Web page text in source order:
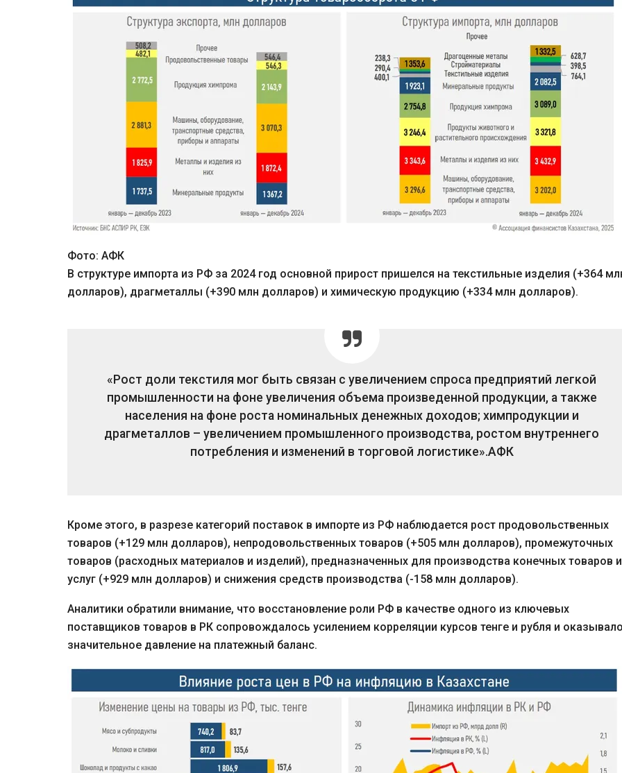
Фото: АФК
В структуре импорта из РФ за 2024 год основной прирост пришелся на текстильные изделия (+364
долларов), драгметаллы (+390 млн долларов) и химическую продукцию (+334 млн долларов).
«Рост доли текстиля мог быть связан с увеличением спроса предприятий легкой
промышленности на фоне увеличения объема произведенной продукции, а также
населения на фоне роста номинальных денежных доходов; химпродукции и
драгметаллов – увеличением промышленного производства, ростом внутреннего
потребления и изменений в торговой логистике».АФК
Кроме этого, в разрезе категорий поставок в импорте из РФ наблюдается рост продовольственных
товаров (+129 млн долларов), непродовольственных товаров (+505 млн долларов), промежуточных
товаров (расходных материалов и изделий), предназначенных для производства конечных товаров и
услуг (+929 млн долларов) и снижения средств производства (-158 млн долларов).
Аналитики обратили внимание, что восстановление роли РФ в качестве одного из ключевых
поставщиков товаров в РК сопровождалось усилением корреляции курсов тенге и рубля и оказывало
значительное давление на платежный баланс.